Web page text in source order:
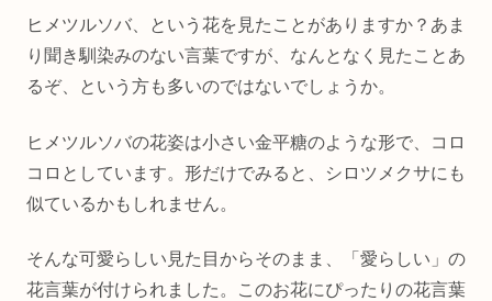
ヒメツルソバ、という花を見たことがありますか？あま
り聞き馴染みのない言葉ですが、なんとなく見たことあ
るぞ、という方も多いのではないでしょうか。
ヒメツルソバの花姿は小さい金平糖のような形で、コロ
コロとしています。形だけでみると、シロツメクサにも
似ているかもしれません。
そんな可愛らしい見た目からそのまま、「愛らしい」の
花言葉が付けられました。このお花にぴったりの花言葉